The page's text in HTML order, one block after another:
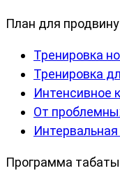
План для
Тренировка
Тренировка
Интенсивное
От
Программа табаты